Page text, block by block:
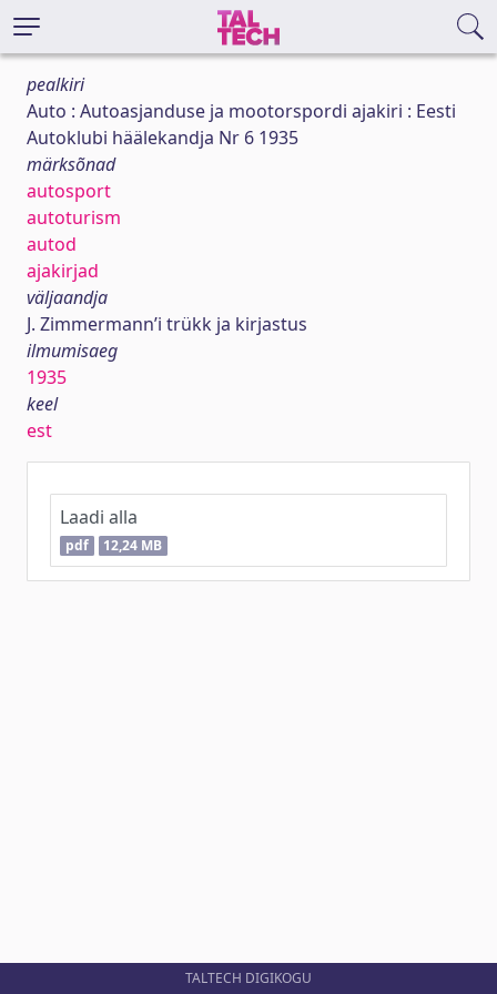
pealkiri
Auto : Autoasjanduse ja mootorspordi ajakiri : Eesti
Autoklubi häälekandja Nr 6 1935
märksõnad
autosport
autoturism
autod
ajakirjad
väljaandja
J. Zimmermann’i trükk ja kirjastus
ilmumisaeg
1935
keel
est
Laadi alla
pdf 12,24 MB
TALTECH DIGIKOGU